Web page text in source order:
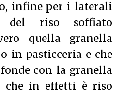
infine per i laterali
del riso soffiato
quella granella
in pasticceria e che
con la granella
che in effetti è riso